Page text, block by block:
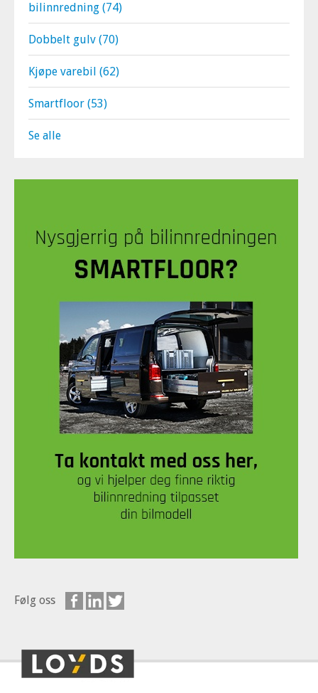
bilinnredning (74)
Dobbelt gulv (70)
Kjøpe varebil (62)
Smartfloor (53)
Se alle
Følg oss